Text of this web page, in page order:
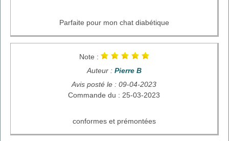
Parfaite pour mon chat diabétique
Note :
Auteur : Pierre B
Avis posté le : 09-04-2023
Commande du : 25-03-2023
conformes et prémontées